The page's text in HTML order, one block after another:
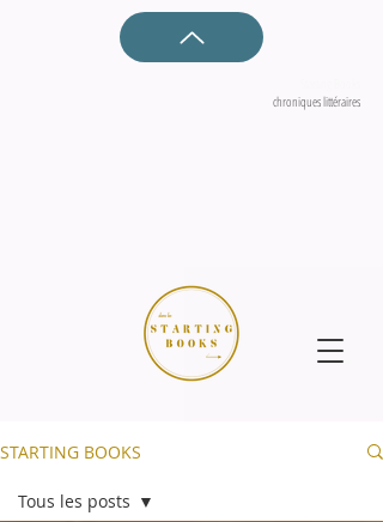
chroniques littéraires
STARTING BOOKS
Tous les posts